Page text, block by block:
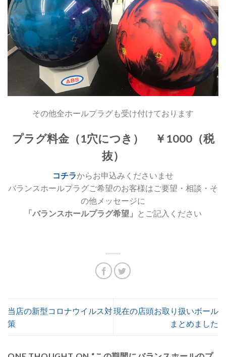
その他全ホールプラグも受け付けております
プラグ料金（1穴につき） ￥1000（税
抜）
コチラからお申込みくださいませ
バランスホールプラグご希望のお客様はご要望・相談・そ
の他メッセージに
「バランスホールプラグ希望」
とご記入ください
当店の新型コロナウイルス対
策
現在の店頭お取り扱いボール
まとめました